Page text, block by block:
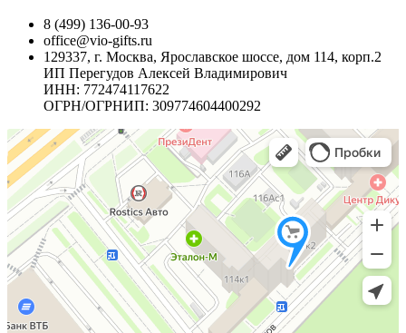
8 (499) 136-00-93
office@vio-gifts.ru
129337, г. Москва, Ярославское шоссе, дом 114, корп.2
ИП Перегудов Алексей Владимирович
ИНН: 772474117622
ОГРН/ОГРНИП: 309774604400292